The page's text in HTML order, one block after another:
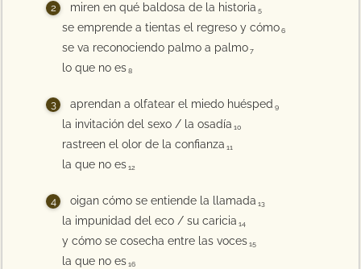
miren en qué baldosa de la historia 5
se emprende a tientas el regreso y cómo 6
se va reconociendo palmo a palmo 7
lo que no es 8
aprendan a olfatear el miedo huésped 9
la invitación del sexo / la osadía 10
rastreen el olor de la confianza 11
la que no es 12
oigan cómo se entiende la llamada 13
la impunidad del eco / su caricia 14
y cómo se cosecha entre las voces 15
la que no es 16